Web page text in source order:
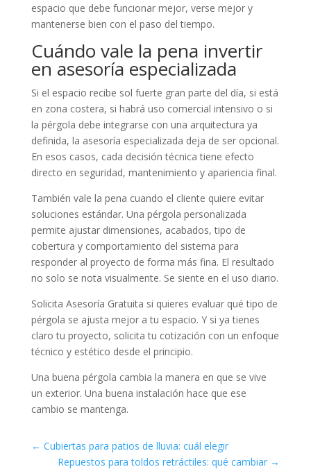
espacio que debe funcionar mejor, verse mejor y
mantenerse bien con el paso del tiempo.
Cuándo vale la pena invertir
en asesoría especializada
Si el espacio recibe sol fuerte gran parte del día, si está
en zona costera, si habrá uso comercial intensivo o si
la pérgola debe integrarse con una arquitectura ya
definida, la asesoría especializada deja de ser opcional.
En esos casos, cada decisión técnica tiene efecto
directo en seguridad, mantenimiento y apariencia final.
También vale la pena cuando el cliente quiere evitar
soluciones estándar. Una pérgola personalizada
permite ajustar dimensiones, acabados, tipo de
cobertura y comportamiento del sistema para
responder al proyecto de forma más fina. El resultado
no solo se nota visualmente. Se siente en el uso diario.
Solicita Asesoría Gratuita si quieres evaluar qué tipo de
pérgola se ajusta mejor a tu espacio. Y si ya tienes
claro tu proyecto, solicita tu cotización con un enfoque
técnico y estético desde el principio.
Una buena pérgola cambia la manera en que se vive
un exterior. Una buena instalación hace que ese
cambio se mantenga.
← Cubiertas para patios de lluvia: cuál elegir
Repuestos para toldos retráctiles: qué cambiar →